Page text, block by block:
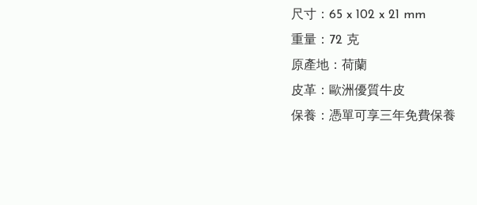
尺寸：65 x 102 x 21 mm
重量：72 克
原產地：荷蘭
皮革：歐洲優質牛皮
保養：憑單可享三年免費保養